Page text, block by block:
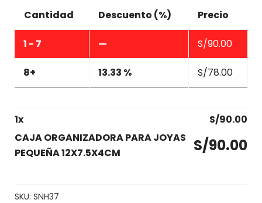
PEQUEÑA
cantidad
Cantidad Descuento (%) Precio
1 - 7 — S/90.00
8+ 13.33 % S/78.00
1x S/90.00
CAJA ORGANIZADORA PARA JOYAS
PEQUEÑA 12X7.5X4CM
S/90.00
SKU: SNH37